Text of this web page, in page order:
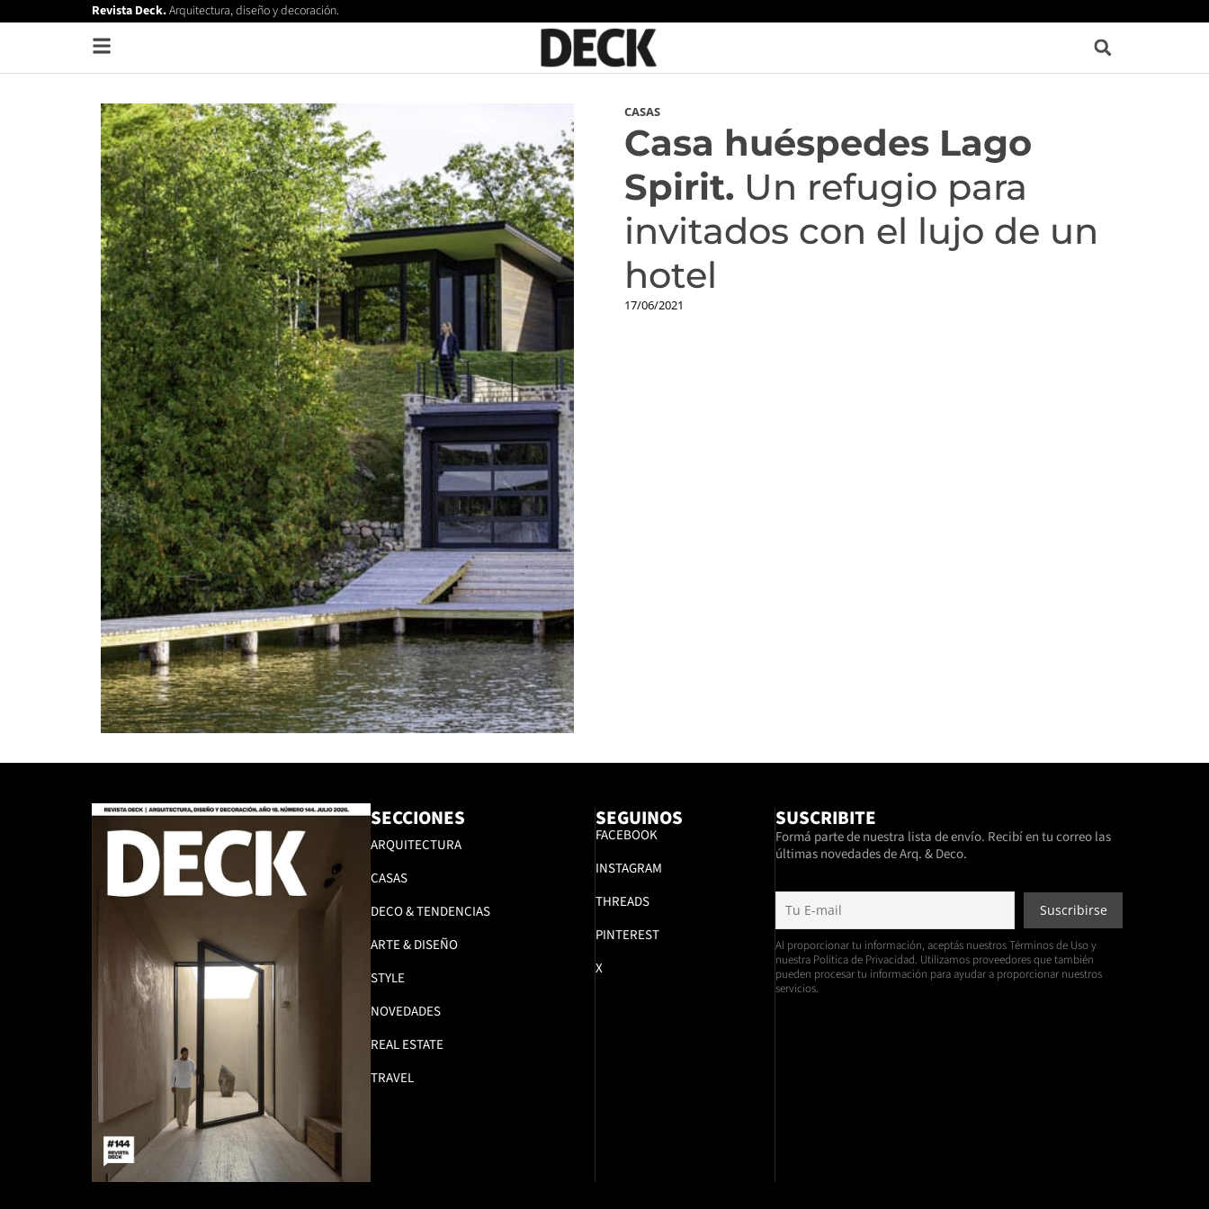
Revista Deck.Arquitectura, diseño y decoración.
CASAS
Casa huéspedes Lago
Spirit. Un refugio para
invitados con el lujo de un
hotel
17/06/2021
SECCIONES
ARQUITECTURA
CASAS
DECO & TENDENCIAS
ARTE & DISEÑO
STYLE
NOVEDADES
REAL ESTATE
TRAVEL
SEGUINOS
FACEBOOK
INSTAGRAM
THREADS
PINTEREST
X
SUSCRIBITE
Formá parte de nuestra lista de envío. Recibí en tu correo las
últimas novedades de Arq. & Deco.
Al proporcionar tu información, aceptás nuestros Términos de Uso y
nuestra Política de Privacidad. Utilizamos proveedores que también
pueden procesar tu información para ayudar a proporcionar nuestros
servicios.